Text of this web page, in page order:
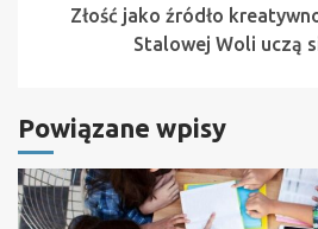
Złość jako źródło
Stalowej Woli uczą
Powiązane wpisy